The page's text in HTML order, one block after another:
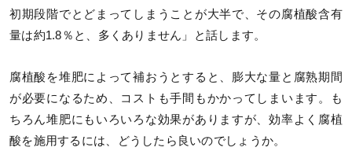
初期段階でとどまってしまうことが大半で、その腐植酸含有
量は約1.8％と、多くありません」と話します。
腐植酸を堆肥によって補おうとすると、膨大な量と腐熟期間
が必要になるため、コストも手間もかかってしまいます。も
ちろん堆肥にもいろいろな効果がありますが、効率よく腐植
酸を施用するには、どうしたら良いのでしょうか。